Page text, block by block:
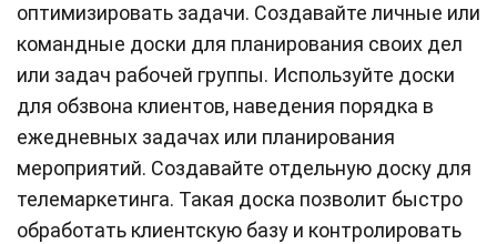
оптимизировать задачи. Создавайте личные или
командные доски для планирования своих дел
или задач рабочей группы. Используйте доски
для обзвона клиентов, наведения порядка в
ежедневных задачах или планирования
мероприятий. Создавайте отдельную доску для
телемаркетинга. Такая доска позволит быстро
обработать клиентскую базу и контролировать